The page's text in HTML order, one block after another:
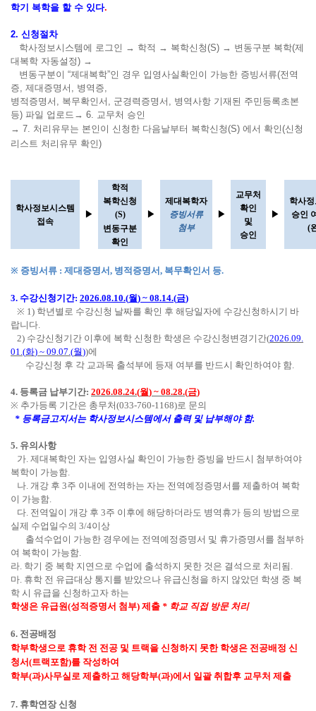
학기 복학을 할 수 있다.
2. 신청절차
학사정보시스템에 로그인 → 학적 → 복학신청(S) → 변동구분 복학(제
대복학 자동설정) →
변동구분이 “제대복학”인 경우 입영사실확인이 가능한 증빙서류(전역
증, 제대증명서 , 병역증,
병적증명서 , 복무확인서 , 군경력증명서 , 병역사항 기재된 주민등록초본
등) 파일 업로드 → 6. 교무처 승인
→ 7. 처리유무는 본인이 신청한 다음날부터 복학신청(S) 에서 확인(신청
리스트 처리유무 확인)
학사정보시스템
접속
▶
학적
복학신청
(S)
변동구분
확인
▶
제대복학자
증빙서류
첨부
▶
교무처
확인
및
승인
▶
학사
승인
(
※ 증빙서류 : 제대증명서, 병적증명서, 복무확인서 등.
3. 수강신청기간: 2026.08.10.(월) ~ 08.14.(금)
※ 1) 학년별로 수강신청 날짜를 확인 후 해당일자에 수강신청하시기 바
랍니다.
2) 수강신청기간 이후에 복학 신청한 학생은 수강신청변경기간(2026.09.
01.(화) ~ 09.07.(월))에
수강신청 후 각 교과목 출석부에 등재 여부를 반드시 확인하여야 함.
4. 등록금 납부기간: 2026.08.24.(월) ~ 08.28.(금)
※ 추가등록 기간은 총무처(033-760-1168)로 문의
* 등록금고지서는 학사정보시스템에서 출력 및 납부해야 함.
5. 유의사항
가. 제대복학인 자는 입영사실 확인이 가능한 증빙을 반드시 첨부하여야
복학이 가능함.
나. 개강 후 3주 이내에 전역하는 자는 전역예정증명서를 제출하여 복학
이 가능함.
다. 전역일이 개강 후 3주 이후에 해당하더라도 병역휴가 등의 방법으로
실제 수업일수의 3/4이상
출석수업이 가능한 경우에는 전역예정증명서 및 휴가증명서를 첨부하
여 복학이 가능함.
라. 학기 중 복학 지연으로 수업에 출석하지 못한 것은 결석으로 처리됨 .
마. 휴학 전 유급대상 통지를 받았으나 유급신청을 하지 않았던 학생 중 복
학 시 유급을 신청하고자 하는
학생은 유급원(성적증명서 첨부) 제출 * 학교 직접 방문 처리
6. 전공배정
학부학생으로 휴학 전 전공 및 트랙을 신청하지 못한 학생은 전공배정 신
청서(트랙포함)를 작성하여
학부(과)사무실로 제출하고 해당학부(과)에서 일괄 취합후 교무처 제출
7. 휴학연장 신청